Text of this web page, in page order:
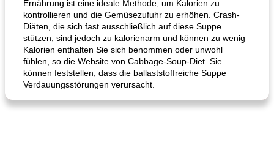
Karamell-Brownie-Kuchen Cilantro-Curry-Hühnersalat
Ernährung ist eine ideale Methode, um Kalorien zu
kontrollieren und die Gemüsezufuhr zu erhöhen. Crash-
Diäten, die sich fast ausschließlich auf diese Suppe
stützen, sind jedoch zu kalorienarm und können zu wenig
Kalorien enthalten Sie sich benommen oder unwohl
fühlen, so die Website von Cabbage-Soup-Diet. Sie
können feststellen, dass die ballaststoffreiche Suppe
Verdauungsstörungen verursacht.